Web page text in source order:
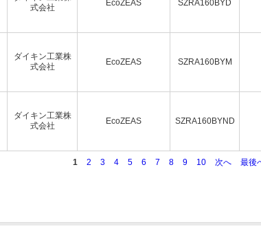
式会社
EcoZEAS SZRA160BYD
ダイキン工業株
式会社
EcoZEAS SZRA160BYM
ダイキン工業株
式会社
EcoZEAS SZRA160BYND
1 2 3 4 5 6 7 8 9 10 次へ 最後